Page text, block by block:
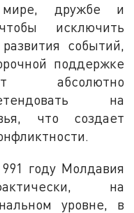
мире, дружбе и
исключить
событий,
поддержке
абсолютно
на
что создает
году Молдавия
на
уровне, в